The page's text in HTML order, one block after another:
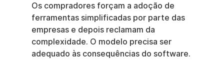
Os compradores forçam a adoção de
ferramentas simplificadas por parte das
empresas e depois reclamam da
complexidade. O modelo precisa ser
adequado às consequências do software.